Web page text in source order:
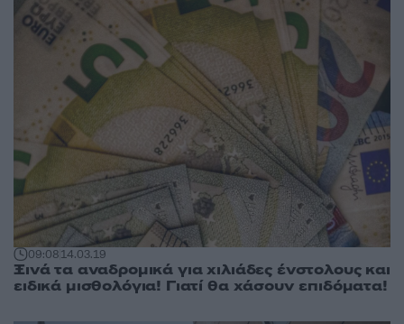
09:0814.03.19
Ξινά τα αναδρομικά για χιλιάδες ένστολους και
ειδικά μισθολόγια! Γιατί θα χάσουν επιδόματα!